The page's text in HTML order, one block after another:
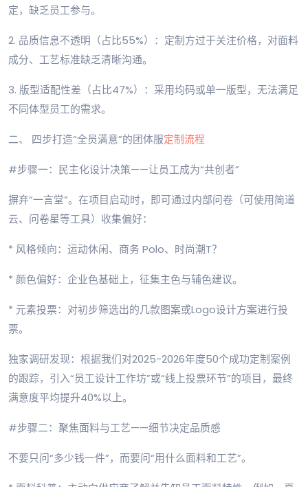
定，缺乏员工参与。
2. 品质信息不透明（占比55%）：定制方过于关注价格，对面料
成分、工艺标准缺乏清晰沟通。
3. 版型适配性差（占比47%）：采用均码或单一版型，无法满足
不同体型员工的需求。
二、 四步打造“全员满意”的团体服定制流程
#步骤一：民主化设计决策——让员工成为“共创者”
摒弃“一言堂”。在项目启动时，即可通过内部问卷（可使用简道
云、问卷星等工具）收集偏好：
* 风格倾向：运动休闲、商务 Polo、时尚潮T？
* 颜色偏好：企业色基础上，征集主色与辅色建议。
* 元素投票：对初步筛选出的几款图案或Logo设计方案进行投
票。
独家调研发现：根据我们对2025-2026年度50个成功定制案例
的跟踪，引入“员工设计工作坊”或“线上投票环节”的项目，最终
满意度平均提升40%以上。
#步骤二：聚焦面料与工艺——细节决定品质感
不要只问“多少钱一件”，而要问“用什么面料和工艺”。